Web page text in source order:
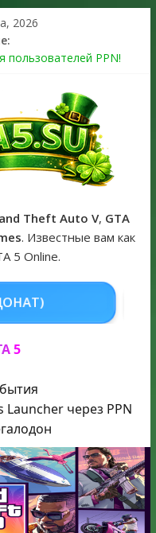
2026
PPN!
Online уже 14 июля
Club ошибка #1.500.7:
без проблем в 2026
по программе
Предзаказ Grand Theft
Theft Auto V, GTA
. Известные вам как
5 Online.
КУПИТЬ GTA 5
5
через PPN